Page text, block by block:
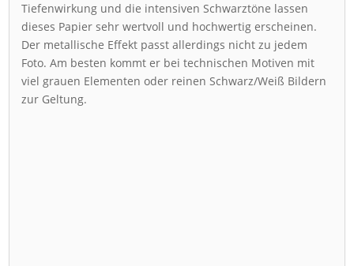
Tiefenwirkung und die intensiven Schwarztöne lassen
dieses Papier sehr wertvoll und hochwertig erscheinen.
Der metallische Effekt passt allerdings nicht zu jedem
Foto. Am besten kommt er bei technischen Motiven mit
viel grauen Elementen oder reinen Schwarz/Weiß Bildern
zur Geltung.